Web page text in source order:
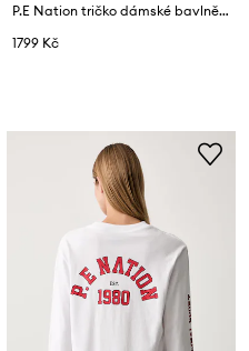
P.E Nation tričko dámské bavlněné
1799 Kč